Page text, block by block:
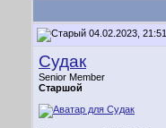
04.02.2023, 21:51
Судак
Senior Member
Старшой